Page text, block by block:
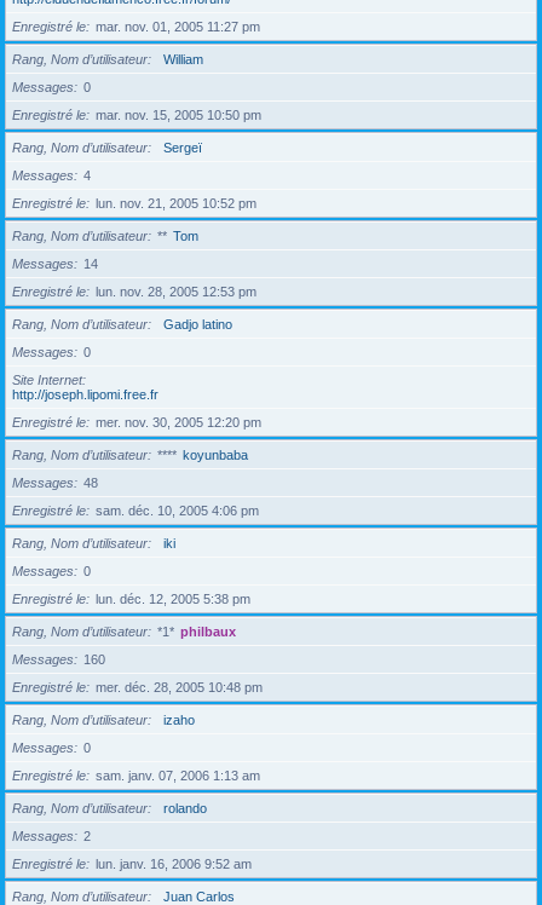
Enregistré le
mar. nov. 01, 2005 11:27 pm
Rang, Nom d’utilisateur
William
Messages
0
Enregistré le
mar. nov. 15, 2005 10:50 pm
Rang, Nom d’utilisateur
Sergeï
Messages
4
Enregistré le
lun. nov. 21, 2005 10:52 pm
Rang, Nom d’utilisateur ** Tom
Messages
14
Enregistré le
lun. nov. 28, 2005 12:53 pm
Rang, Nom d’utilisateur
Gadjo latino
Messages
0
Site Internet
http://joseph.lipomi.free.fr
Enregistré le
mer. nov. 30, 2005 12:20 pm
Rang, Nom d’utilisateur **** koyunbaba
Messages
48
Enregistré le
sam. déc. 10, 2005 4:06 pm
Rang, Nom d’utilisateur
iki
Messages
0
Enregistré le
lun. déc. 12, 2005 5:38 pm
Rang, Nom d’utilisateur *1* philbaux
Messages
160
Enregistré le
mer. déc. 28, 2005 10:48 pm
Rang, Nom d’utilisateur
izaho
Messages
0
Enregistré le
sam. janv. 07, 2006 1:13 am
Rang, Nom d’utilisateur
rolando
Messages
2
Enregistré le
lun. janv. 16, 2006 9:52 am
Rang, Nom d’utilisateur
Juan Carlos